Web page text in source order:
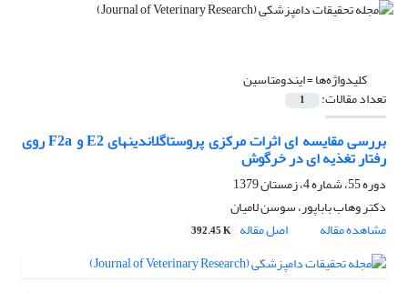
کلیدواژه‌ها =ایندومتاسین
تعداد مقالات: 1
بررسی مقایسه ای اثرات مرکزی پروستاگلاندینهای E2 و F2a روی
رفتار تغذیه ای در خرگوش
دوره 55، شماره 4، زمستان 1379
دکتر وهاب باباپور، سوسن لامیان
مشاهده مقاله
اصل مقاله 392.45 K